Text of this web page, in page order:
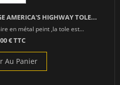
AMERICA'S HIGHWAY TOLE...
en métal peint ,la tole est...
€ TTC
Au Panier